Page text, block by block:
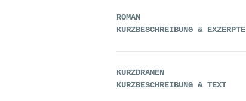
ROMAN
KURZBESCHREIBUNG & EXZERPTE
KURZDRAMEN
KURZBESCHREIBUNG & TEXT